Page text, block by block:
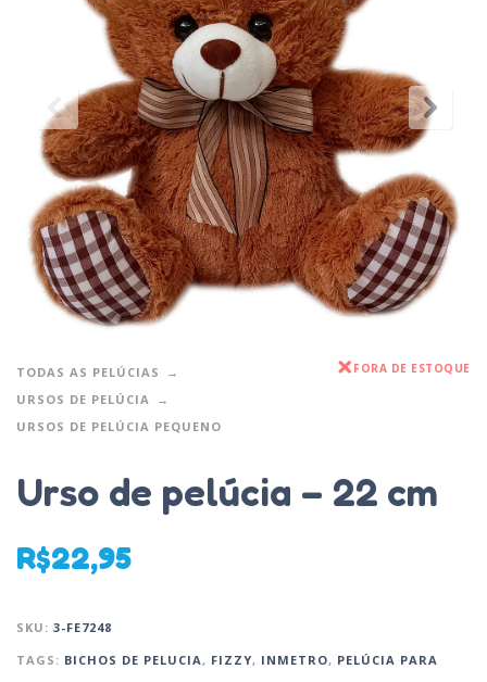
TODAS AS PELÚCIAS
URSOS DE PELÚCIA
URSOS DE PELÚCIA PEQUENO
FORA DE ESTOQUE
Urso de pelúcia – 22 cm
R$22,95
SKU: 3-FE7248
TAGS: BICHOS DE PELUCIA , FIZZY, INMETRO, PELÚCIA PARA